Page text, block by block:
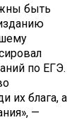
быть
по ЕГЭ.
их блага, а
—